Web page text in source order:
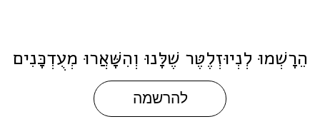
לְנְיוּזְלֶטֶּר שֶׁלָּנוּ וְהִשָּׁאֲרוּ מְעֻדְכָּנִים
להרשמה